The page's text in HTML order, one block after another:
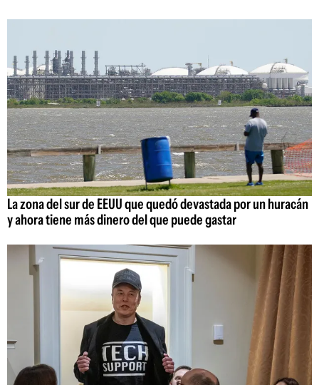
La zona del sur de EEUU que quedó devastada por un huracán
y ahora tiene más dinero del que puede gastar